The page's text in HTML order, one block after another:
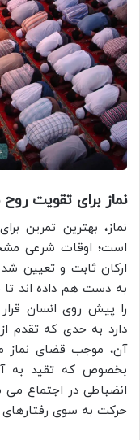
نماز برای تقویت
نماز، بهترین تمرین
است؛ اوقات شرعی
ارکان ثابت و
به دست هم داده اند
را پیش روی انسان
دارد به حدی که تقدم
آن، موجب قضای نماز
بخصوص که تقید به
انضباطی در اجتماع می
حرکت به سوی رفتارهای